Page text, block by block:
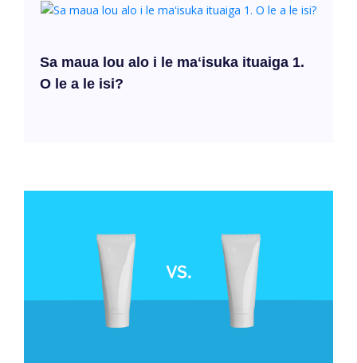
Sa maua lou alo i le maʻisuka ituaiga 1.
O le a le isi?